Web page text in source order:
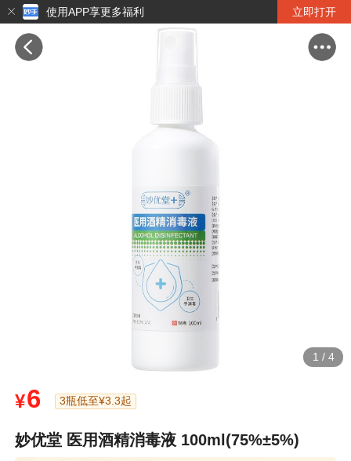
使用APP享更多福利 立即打开
1 / 4
¥6 3瓶低至¥3.3起
妙优堂 医用酒精消毒液 100ml(75%±5%)